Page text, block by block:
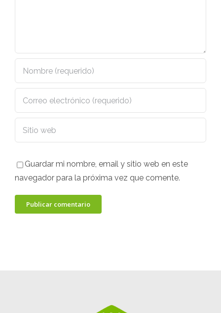
Guardar mi nombre, email y sitio web en este
navegador para la próxima vez que comente.